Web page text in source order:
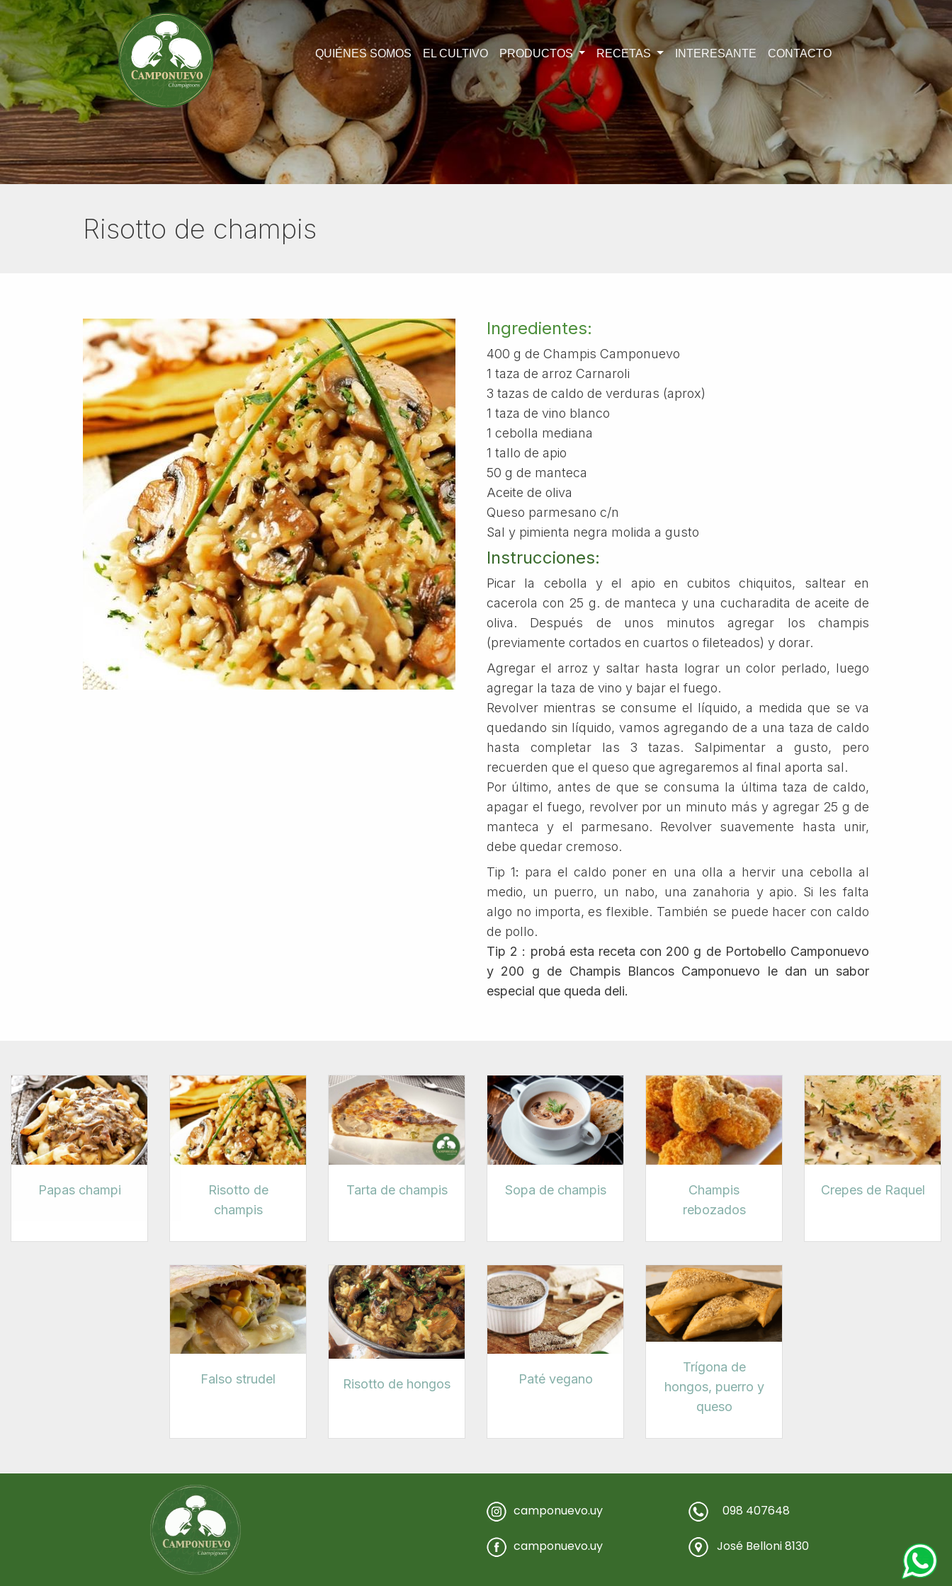
QUIÉNES SOMOS EL CULTIVO PRODUCTOS RECETAS INTERESANTE CONTACTO
Risotto de champis
Ingredientes:
400 g de Champis Camponuevo
1 taza de arroz Carnaroli
3 tazas de caldo de verduras (aprox)
1 taza de vino blanco
1 cebolla mediana
1 tallo de apio
50 g de manteca
Aceite de oliva
Queso parmesano c/n
Sal y pimienta negra molida a gusto
Instrucciones:
Picar la cebolla y el apio en cubitos chiquitos, saltear en
cacerola con 25 g. de manteca y una cucharadita de aceite de
oliva. Después de unos minutos agregar los champis
(previamente cortados en cuartos o fileteados) y dorar.
Agregar el arroz y saltar hasta lograr un color perlado, luego
agregar la taza de vino y bajar el fuego.
Revolver mientras se consume el líquido, a medida que se va
quedando sin líquido, vamos agregando de a una taza de caldo
hasta completar las 3 tazas. Salpimentar a gusto, pero
recuerden que el queso que agregaremos al final aporta sal.
Por último, antes de que se consuma la última taza de caldo,
apagar el fuego, revolver por un minuto más y agregar 25 g de
manteca y el parmesano. Revolver suavemente hasta unir,
debe quedar cremoso.
Tip 1: para el caldo poner en una olla a hervir una cebolla al
medio, un puerro, un nabo, una zanahoria y apio. Si les falta
algo no importa, es flexible. También se puede hacer con caldo
de pollo.
Tip 2 : probá esta receta con 200 g de Portobello Camponuevo
y 200 g de Champis Blancos Camponuevo le dan un sabor
especial que queda deli.
Papas champi
Risotto de
champis
Tarta de champis Sopa de champis
Champis
rebozados
Crepes de Raquel
Falso strudel Risotto de hongos Paté vegano
Trígona de
hongos, puerro y
queso
camponuevo.uy
camponuevo.uy
098 407648
José Belloni 8130